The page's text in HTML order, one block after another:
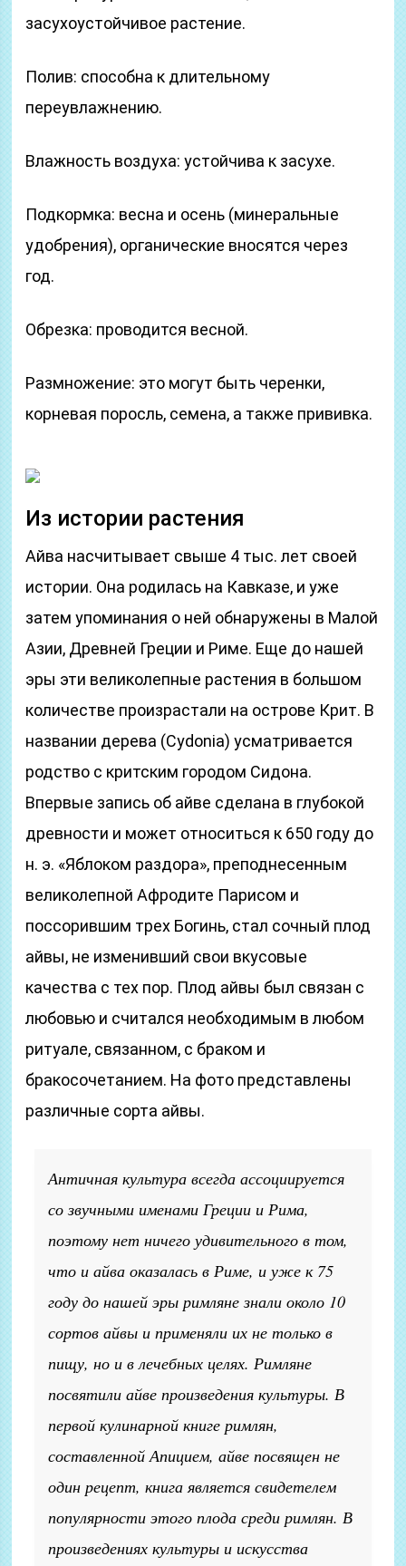
засухоустойчивое растение.
Полив: способна к длительному
переувлажнению.
Влажность воздуха: устойчива к засухе.
Подкормка: весна и осень (минеральные
удобрения), органические вносятся через
год.
Обрезка: проводится весной.
Размножение: это могут быть черенки,
корневая поросль, семена, а также прививка.
Из истории растения
Айва насчитывает свыше 4 тыс. лет своей
истории. Она родилась на Кавказе, и уже
затем упоминания о ней обнаружены в Малой
Азии, Древней Греции и Риме. Еще до нашей
эры эти великолепные растения в большом
количестве произрастали на острове Крит. В
названии дерева (Cydonia) усматривается
родство с критским городом Сидона.
Впервые запись об айве сделана в глубокой
древности и может относиться к 650 году до
н. э. «Яблоком раздора», преподнесенным
великолепной Афродите Парисом и
поссорившим трех Богинь, стал сочный плод
айвы, не изменивший свои вкусовые
качества с тех пор. Плод айвы был связан с
любовью и считался необходимым в любом
ритуале, связанном, с браком и
бракосочетанием. На фото представлены
различные сорта айвы.
Античная культура всегда ассоциируется
со звучными именами Греции и Рима,
поэтому нет ничего удивительного в том,
что и айва оказалась в Риме, и уже к 75
году до нашей эры римляне знали около 10
сортов айвы и применяли их не только в
пищу, но и в лечебных целях. Римляне
посвятили айве произведения культуры. В
первой кулинарной книге римлян,
составленной Апицием, айве посвящен не
один рецепт, книга является свидетелем
популярности этого плода среди римлян. В
произведениях культуры и искусства